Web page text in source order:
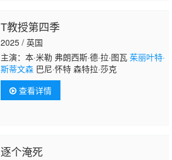
T教授第四季
2025 / 英国
主演：本·米勒 弗朗西斯·德·拉·图瓦 茱丽叶特·
斯蒂文森巴尼·怀特 森特拉·莎克
查看详情
逐个淹死